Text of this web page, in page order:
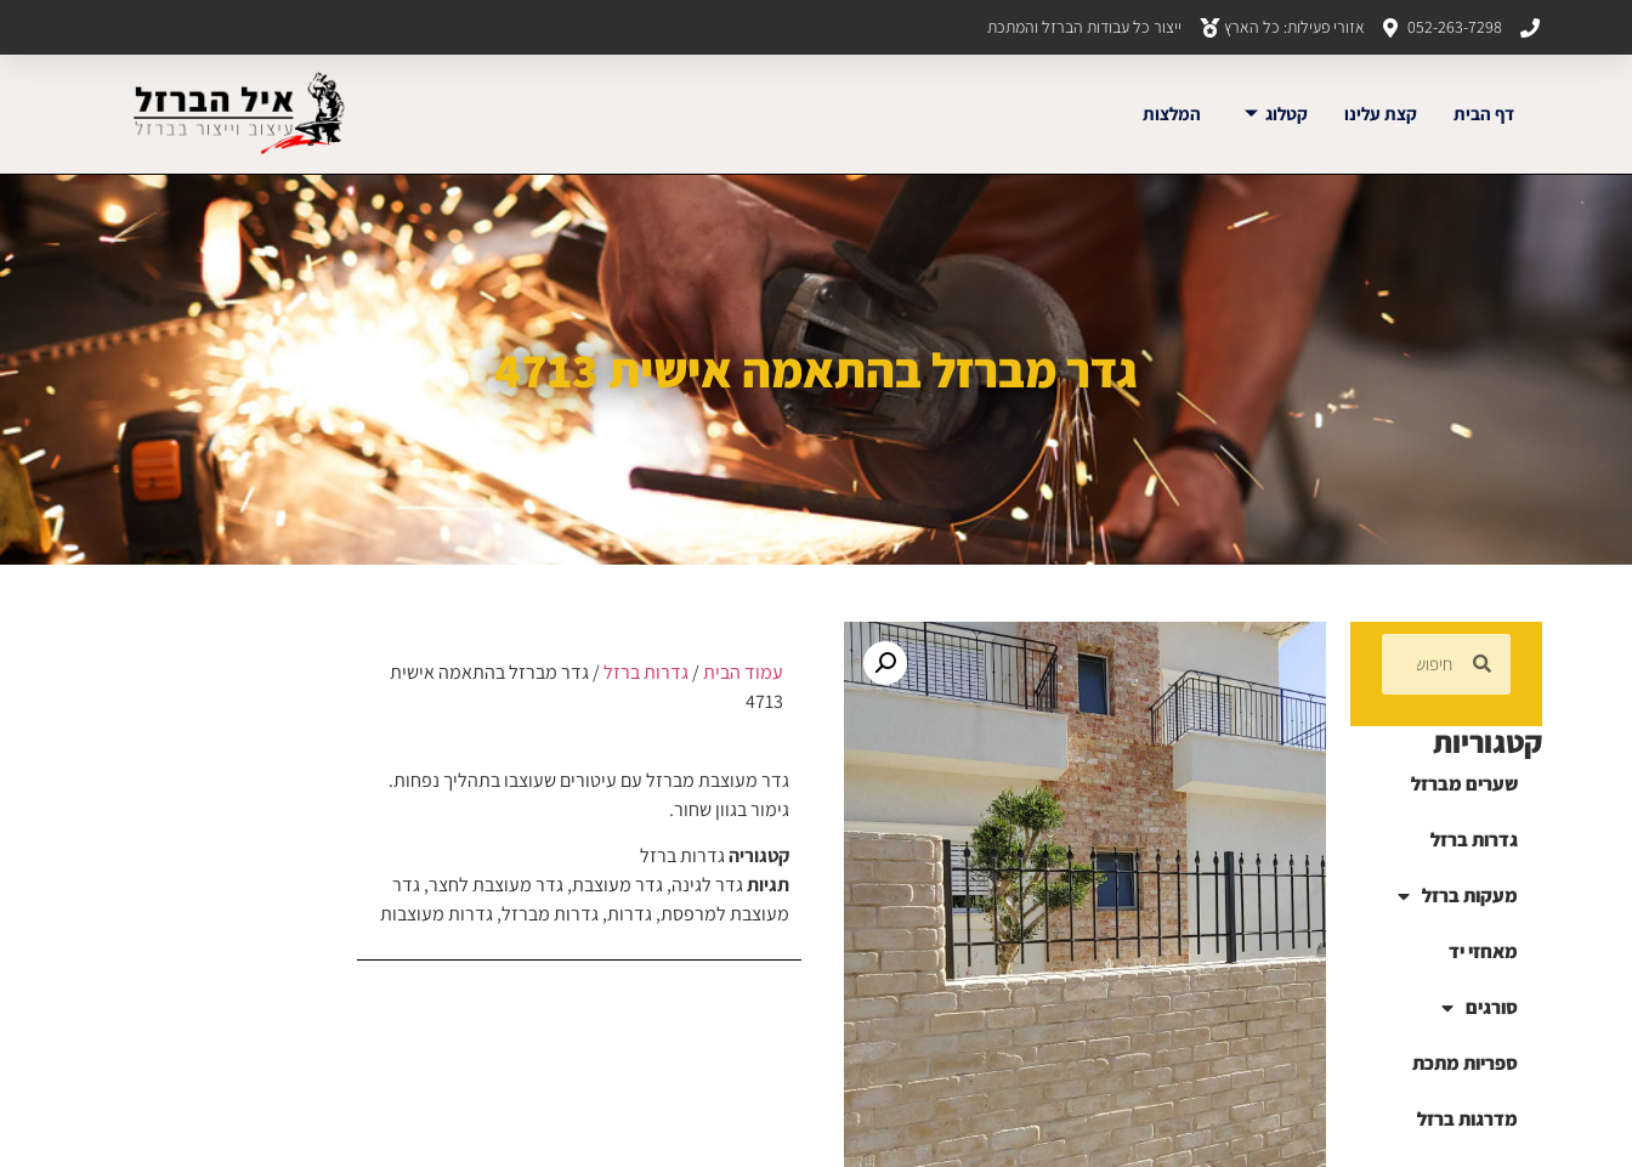
052-263-7298 אזורי פעילות: כל הארץ ייצור כל עבודות הברזל והמתכת
דף הבית קצת עלינו קטלוג המלצות
גדר מברזל בהתאמה אישית 4713
קטגוריות
שערים מברזל
גדרות ברזל
מעקות ברזל
מאחזי יד
סורגים
ספריות מתכת
מדרגות ברזל
עמוד הבית/גדרות ברזל/ גדר מברזל בהתאמה אישית
4713
גדר מעוצבת מברזל עם עיטורים שעוצבו בתהליך נפחות.
גימור בגוון שחור.
קטגוריהגדרות ברזל
תגיותגדר לגינה,גדר מעוצבת,גדר מעוצבת לחצר,גדר
מעוצבת למרפסת,גדרות,גדרות מברזל,גדרות מעוצבות